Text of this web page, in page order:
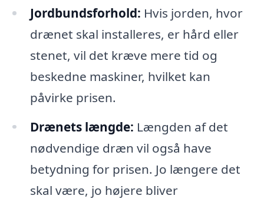
Jordbundsforhold: Hvis jorden, hvor
drænet skal installeres, er hård eller
stenet, vil det kræve mere tid og
beskedne maskiner, hvilket kan
påvirke prisen.
Drænets længde: Længden af det
nødvendige dræn vil også have
betydning for prisen. Jo længere det
skal være, jo højere bliver